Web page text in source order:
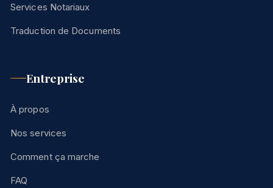
Services Notariaux
Traduction de Documents
Entreprise
À propos
Nos services
Comment ça marche
FAQ